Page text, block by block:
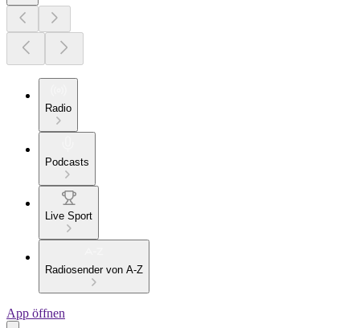
Radio
Podcasts
Live Sport
Radiosender von A-Z
App öffnen